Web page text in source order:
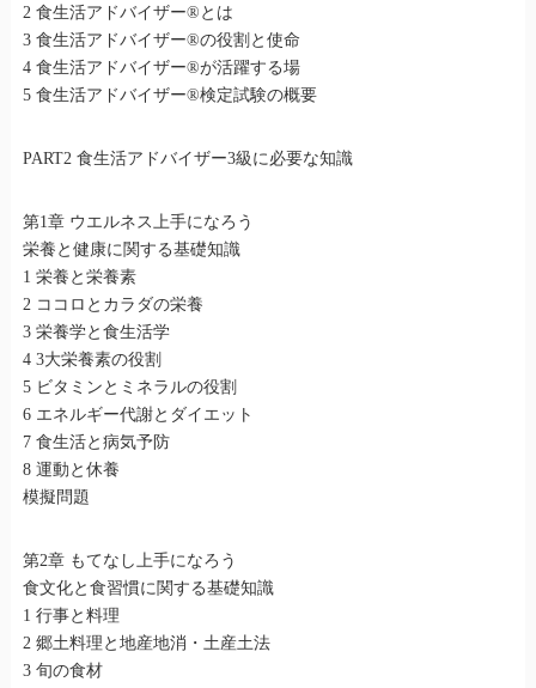
2 食生活アドバイザー®とは
3 食生活アドバイザー®の役割と使命
4 食生活アドバイザー®が活躍する場
5 食生活アドバイザー®検定試験の概要
PART2 食生活アドバイザー3級に必要な知識
第1章 ウエルネス上手になろう
栄養と健康に関する基礎知識
1 栄養と栄養素
2 ココロとカラダの栄養
3 栄養学と食生活学
4 3大栄養素の役割
5 ビタミンとミネラルの役割
6 エネルギー代謝とダイエット
7 食生活と病気予防
8 運動と休養
模擬問題
第2章 もてなし上手になろう
食文化と食習慣に関する基礎知識
1 行事と料理
2 郷土料理と地産地消・土産土法
3 旬の食材